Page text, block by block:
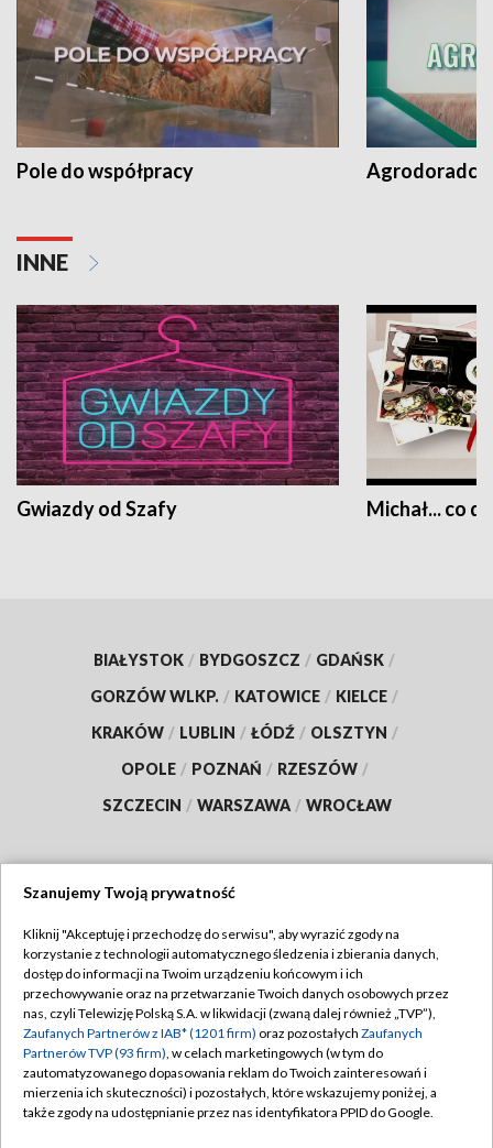
Pole do współpracy Agrodoradcy
INNE
Gwiazdy od Szafy Michał... co
BIAŁYSTOK / BYDGOSZCZ / GDAŃSK /
GORZÓW WLKP. / KATOWICE / KIELCE /
KRAKÓW / LUBLIN / ŁÓDŹ / OLSZTYN /
OPOLE / POZNAŃ / RZESZÓW /
SZCZECIN / WARSZAWA / WROCŁAW
TVP
Abonament TVP
Emisja w TVP
Centrum informacji TVP
Naziemna Telewizja Cyfrowa
Regulamin TVP
Polityka prywatności
Moje zgody
Pomoc
Szanujemy Twoją prywatność
Kliknij "Akceptuję i przechodzę do serwisu", aby wyrazić zgody na
korzystanie z technologii automatycznego śledzenia i zbierania danych,
dostęp do informacji na Twoim urządzeniu końcowym i ich
przechowywanie oraz na przetwarzanie Twoich danych osobowych przez
nas, czyli Telewizję Polską S.A. w likwidacji (zwaną dalej również „TVP”),
Zaufanych Partnerów z IAB* (1201 firm) oraz pozostałych Zaufanych
Partnerów TVP (93 firm), w celach marketingowych (w tym do
zautomatyzowanego dopasowania reklam do Twoich zainteresowań i
mierzenia ich skuteczności) i pozostałych, które wskazujemy poniżej, a
także zgody na udostępnianie przez nas identyfikatora PPID do Google.